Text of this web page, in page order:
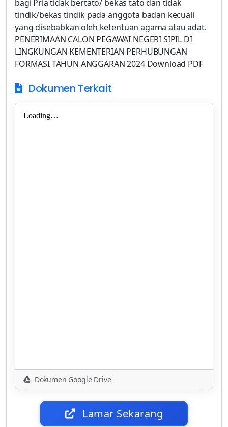
bagi Pria tidak bertato/ bekas tato dan tidak
tindik/bekas tindik pada anggota badan kecuali
yang disebabkan oleh ketentuan agama atau adat.
PENERIMAAN CALON PEGAWAI NEGERI SIPIL DI
LINGKUNGAN KEMENTERIAN PERHUBUNGAN
FORMASI TAHUN ANGGARAN 2024 Download PDF
Dokumen Terkait
Dokumen Google Drive
Lamar Sekarang